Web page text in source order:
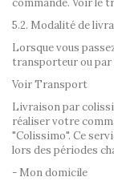
commande. Voir le
5.2. Modalité de
Lorsque vous
transporteur ou par
Voir Transport
Livraison par
réaliser votre
"Colissimo". Ce
lors des périodes
- Mon domicile